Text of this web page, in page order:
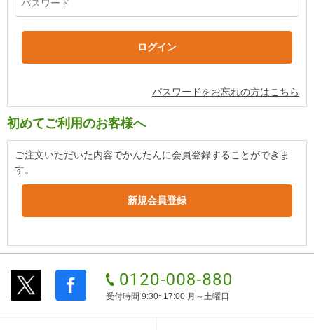
パスワードをお忘れの方はこちら
初めてご利用のお客様へ
ご注文いただいた内容でかんたんに会員登録することができま
す。
受付時間 9:30~17:00 月～土曜日